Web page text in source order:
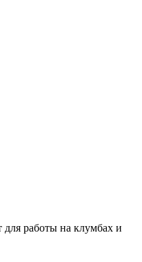
работы на клумбах и